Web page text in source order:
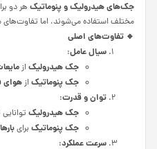
جک‌های هیدرولیک و پنوماتیک هر دو
مختلف استفاده می‌شوند، اما تفاوت‌های
🔹 تفاوت‌های اصلی
سیال عامل:
جک هیدرولیکاز
جک پنوماتیکازهوای
توان و قدرت:
جک هیدرولیک
جک پنوماتیک برای
سرعت عملکرد: